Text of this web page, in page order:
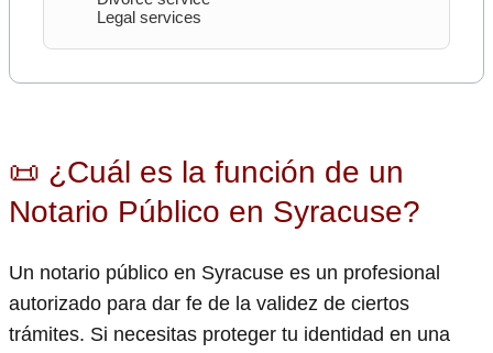
Legal services
📜 ¿Cuál es la función de un
Notario Público en Syracuse?
Un notario público en Syracuse es un profesional
autorizado para dar fe de la validez de ciertos
trámites. Si necesitas proteger tu identidad en una